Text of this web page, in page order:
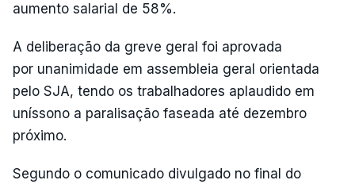
aumento salarial de 58%.
A deliberação da greve geral foi aprovada
por unanimidade em assembleia geral orientada
pelo SJA, tendo os trabalhadores aplaudido em
uníssono a paralisação faseada até dezembro
próximo.
Segundo o comunicado divulgado no final do